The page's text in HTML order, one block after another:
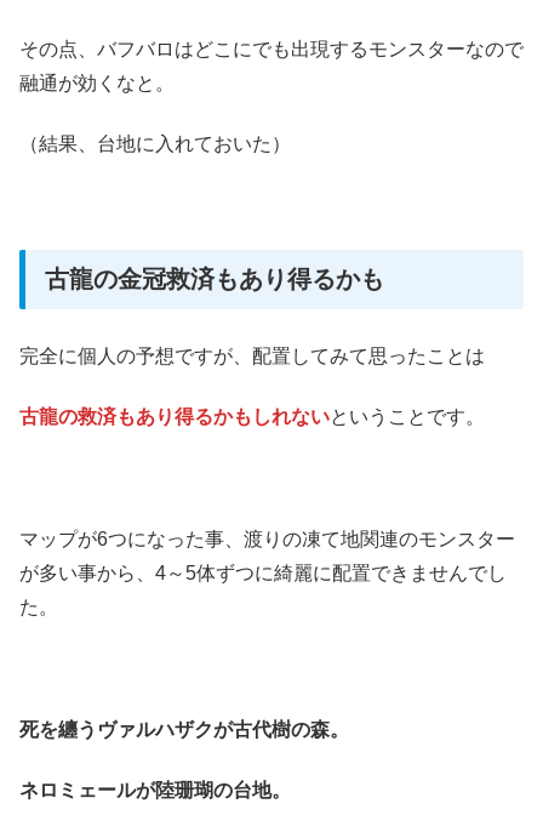
その点、バフバロはどこにでも出現するモンスターなので
融通が効くなと。
（結果、台地に入れておいた）
古龍の金冠救済もあり得るかも
完全に個人の予想ですが、配置してみて思ったことは
古龍の救済もあり得るかもしれないということです。
マップが6つになった事、渡りの凍て地関連のモンスター
が多い事から、4～5体ずつに綺麗に配置できませんでし
た。
死を纏うヴァルハザクが古代樹の森。
ネロミェールが陸珊瑚の台地。